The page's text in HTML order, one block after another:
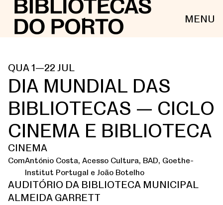
MENU
QUA 1—22 JUL
DIA MUNDIAL DAS
BIBLIOTECAS — CICLO
CINEMA E BIBLIOTECA
CINEMA
ComAntónio Costa, Acesso Cultura, BAD, Goethe-
Institut Portugal e João Botelho
AUDITÓRIO DA BIBLIOTECA MUNICIPAL
ALMEIDA GARRETT